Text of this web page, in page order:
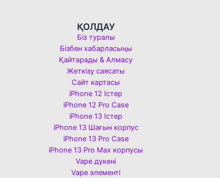
ҚОЛДАУ
Біз туралы
Бізбен хабарласыңы
Қайтарады & Алмасу
Жеткізу саясаты
Сайт картасы
iPhone 12 Істер
iPhone 12 Pro Case
iPhone 13 Істер
iPhone 13 Шағын корпус
iPhone 13 Pro Case
iPhone 13 Pro Max корпусы
Vape дүкені
Vape элементі